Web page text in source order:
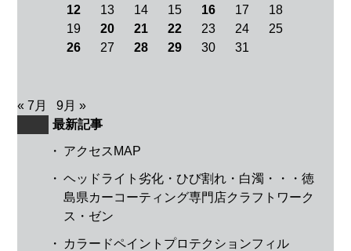
12
13 14 15 16 17
18
19
20 21 22 23 24
25
26
27 28 29 30 31
« 7月
9月 »
最新記事
・ アクセスMAP
・ ヘッドライト劣化・ひび割れ・白濁・・・徳
島県カーコーティング専門店クラフトワーク
ス・ゼン
・
カラードペイントプロテクションフィル